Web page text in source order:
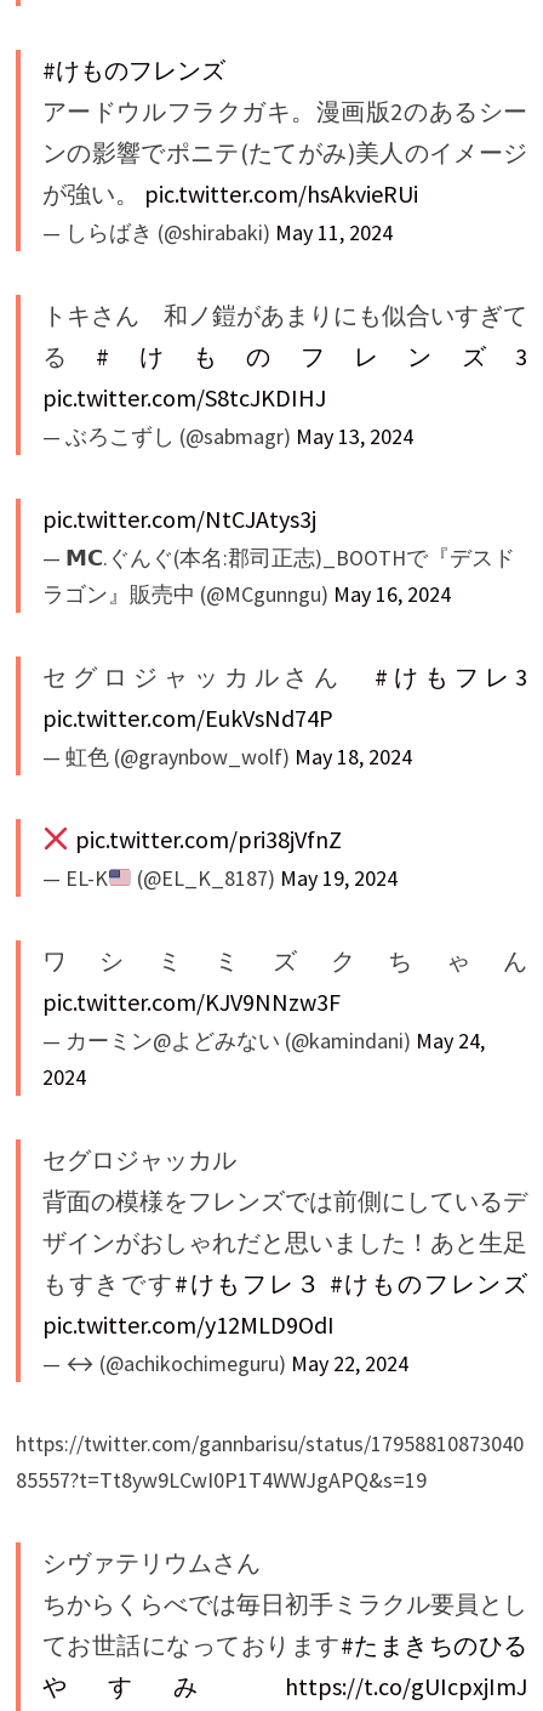
#けものフレンズ
アードウルフラクガキ。漫画版2のあるシー
ンの影響でポニテ(たてがみ)美人のイメージ
が強い。 pic.twitter.com/hsAkvieRUi
— しらばき (@shirabaki) May 11, 2024
トキさん 和ノ鎧があまりにも似合いすぎて
る #けものフレンズ3
pic.twitter.com/S8tcJKDIHJ
— ぶろこずし (@sabmagr) May 13, 2024
pic.twitter.com/NtCJAtys3j
— 𝗠𝗖.ぐんぐ(本名:郡司正志)_BOOTHで『デスド
ラゴン』販売中 (@MCgunngu) May 16, 2024
セグロジャッカルさん #けもフレ3
pic.twitter.com/EukVsNd74P
— 虹色 (@graynbow_wolf) May 18, 2024
pic.twitter.com/pri38jVfnZ
— EL-K (@EL_K_8187) May 19, 2024
ワシミミズクちゃん
pic.twitter.com/KJV9NNzw3F
— カーミン@よどみない (@kamindani) May 24,
2024
セグロジャッカル
背面の模様をフレンズでは前側にしているデ
ザインがおしゃれだと思いました！あと生足
もすきです#けもフレ３ #けものフレンズ
pic.twitter.com/y12MLD9OdI
— ↔ (@achikochimeguru) May 22, 2024
https://twitter.com/gannbarisu/status/17958810873040
85557?t=Tt8yw9LCwI0P1T4WWJgAPQ&s=19
シヴァテリウムさん
ちからくらべでは毎日初手ミラクル要員とし
てお世話になっております#たまきちのひる
やすみ
https://t.co/gUIcpxjImJ